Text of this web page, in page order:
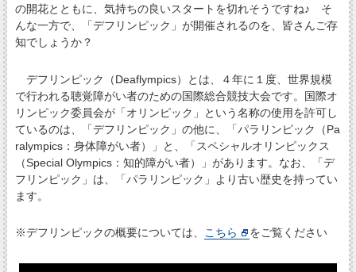
の開花とともに、気持ちの良いスタートを切れそうですね♪ そ
んな一方で、「デフリンピック」が開催されるのを、皆さんご存
知でしょうか？
デフリンピック（Deaflympics）とは、４年に１度、世界規模
で行われる聴覚障がい者のための国際総合競技大会です。国際オ
リンピック委員会が「オリンピック」という名称の使用を許可し
ているのは、「デフリンピック」の他に、「パラリンピック（Pa
ralympics：身体障がい者）」と、「スペシャルオリンピックス
（Special Olympics：知的障がい者）」があります。なお、「デ
フリンピック」は、「パラリンピック」より古い歴史を持ってい
ます。
※デフリンピックの概要については、 こちら をご覧ください